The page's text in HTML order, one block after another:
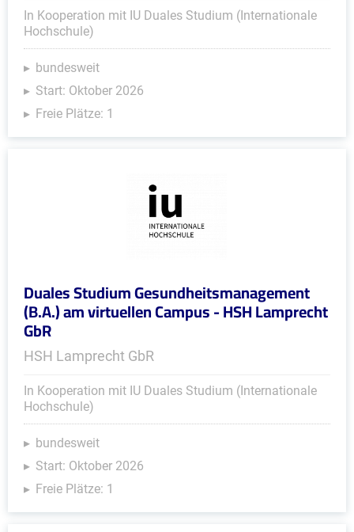
In Kooperation mit IU Duales Studium (Internationale
Hochschule)
bundesweit
Start: Oktober 2026
Freie Plätze: 1
Duales Studium Gesundheitsmanagement
(B.A.) am virtuellen Campus - HSH Lamprecht
GbR
HSH Lamprecht GbR
In Kooperation mit IU Duales Studium (Internationale
Hochschule)
bundesweit
Start: Oktober 2026
Freie Plätze: 1